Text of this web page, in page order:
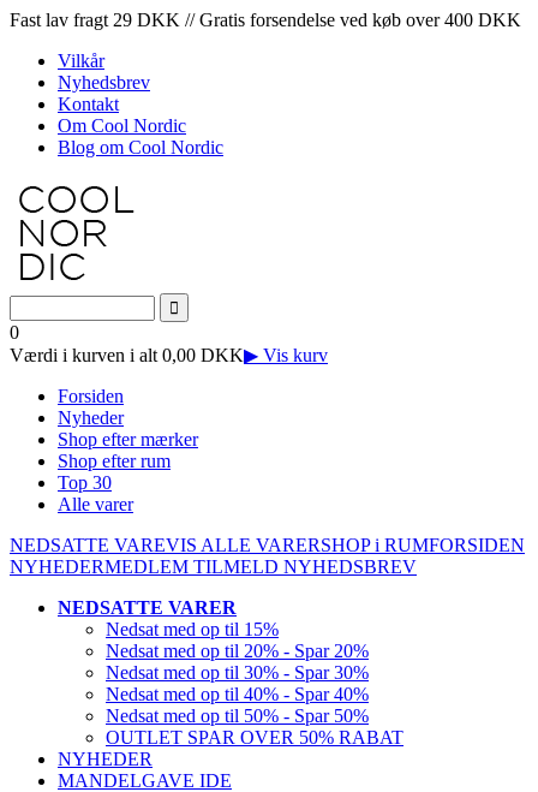
Fast lav fragt 29 DKK // Gratis forsendelse ved køb over 400 DKK
Vilkår
Nyhedsbrev
Kontakt
Om Cool Nordic
Blog om Cool Nordic
0
Værdi i kurven i alt 0,00 DKK▶ Vis kurv
Forsiden
Nyheder
Shop efter mærker
Shop efter rum
Top 30
Alle varer
NEDSATTE VAREVIS ALLE VARERSHOP i RUMFORSIDEN
NYHEDERMEDLEM TILMELD NYHEDSBREV
NEDSATTE VARER
Nedsat med op til 15%
Nedsat med op til 20% - Spar 20%
Nedsat med op til 30% - Spar 30%
Nedsat med op til 40% - Spar 40%
Nedsat med op til 50% - Spar 50%
OUTLET SPAR OVER 50% RABAT
NYHEDER
MANDELGAVE IDE